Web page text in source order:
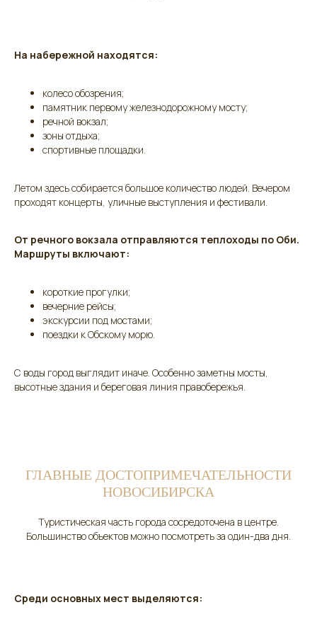
На набережной находятся:
колесо обозрения;
памятник первому железнодорожному мосту;
речной вокзал;
зоны отдыха;
спортивные площадки.
Летом здесь собирается большое количество людей. Вечером
проходят концерты, уличные выступления и фестивали.
От речного вокзала отправляются теплоходы по Оби.
Маршруты включают:
короткие прогулки;
вечерние рейсы;
экскурсии под мостами;
поездки к Обскому морю.
С воды город выглядит иначе. Особенно заметны мосты,
высотные здания и береговая линия правобережья.
ГЛАВНЫЕ ДОСТОПРИМЕЧАТЕЛЬНОСТИ
НОВОСИБИРСКА
Туристическая часть города сосредоточена в центре.
Большинство объектов можно посмотреть за один-два дня.
Среди основных мест выделяются: